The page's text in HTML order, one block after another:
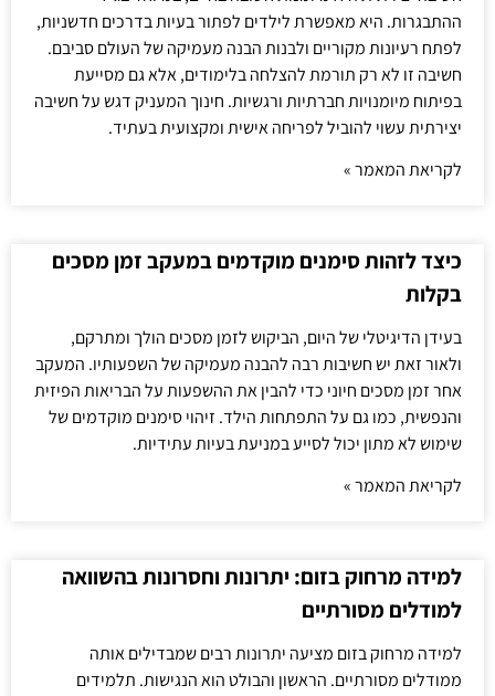
ההתבגרות. היא מאפשרת לילדים לפתור בעיות בדרכים חדשניות,
לפתח רעיונות מקוריים ולבנות הבנה מעמיקה של העולם סביבם.
חשיבה זו לא רק תורמת להצלחה בלימודים, אלא גם מסייעת
בפיתוח מיומנויות חברתיות ורגשיות. חינוך המעניק דגש על חשיבה
יצירתית עשוי להוביל לפריחה אישית ומקצועית בעתיד.
לקריאת המאמר »
כיצד לזהות סימנים מוקדמים במעקב זמן מסכים
בקלות
בעידן הדיגיטלי של היום, הביקוש לזמן מסכים הולך ומתרקם,
ולאור זאת יש חשיבות רבה להבנה מעמיקה של השפעותיו. המעקב
אחר זמן מסכים חיוני כדי להבין את ההשפעות על הבריאות הפיזית
והנפשית, כמו גם על התפתחות הילד. זיהוי סימנים מוקדמים של
שימוש לא מתון יכול לסייע במניעת בעיות עתידיות.
לקריאת המאמר »
למידה מרחוק בזום: יתרונות וחסרונות בהשוואה
למודלים מסורתיים
למידה מרחוק בזום מציעה יתרונות רבים שמבדילים אותה
ממודלים מסורתיים. הראשון והבולט הוא הנגישות. תלמידים